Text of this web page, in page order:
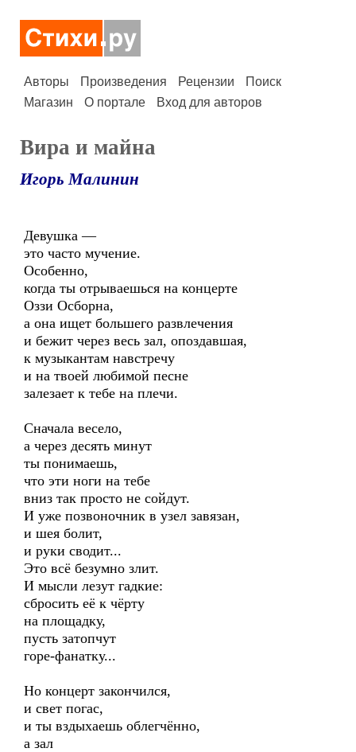
Авторы Произведения Рецензии
Поиск
Магазин
О портале Вход для авторов
Вира и майна
Игорь Малинин
Девушка —
это часто мучение.
Особенно,
когда ты отрываешься на концерте
Оззи Осборна,
а она ищет большего развлечения
и бежит через весь зал, опоздавшая,
к музыкантам навстречу
и на твоей любимой песне
залезает к тебе на плечи.
Сначала весело,
а через десять минут
ты понимаешь,
что эти ноги на тебе
вниз так просто не сойдут.
И уже позвоночник в узел завязан,
и шея болит,
и руки сводит...
Это всё безумно злит.
И мысли лезут гадкие:
сбросить её к чёрту
на площадку,
пусть затопчут
горе-фанатку...
Но концерт закончился,
и свет погас,
и ты вздыхаешь облегчённо,
а зал